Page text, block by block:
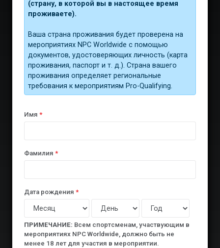
(страну, в которой вы в настоящее время
проживаете).
Ваша страна проживания будет проверена на
мероприятиях NPC Worldwide с помощью
документов, удостоверяющих личность (карта
проживания, паспорт и т. д.). Страна вашего
проживания определяет региональные
требования к мероприятиям Pro-Qualifying.
Имя *
Фамилия *
Дата рождения *
ПРИМЕЧАНИЕ: Всем спортсменам, участвующим в
мероприятиях NPC Worldwide, должно быть не
менее 18 лет для участия в мероприятии.